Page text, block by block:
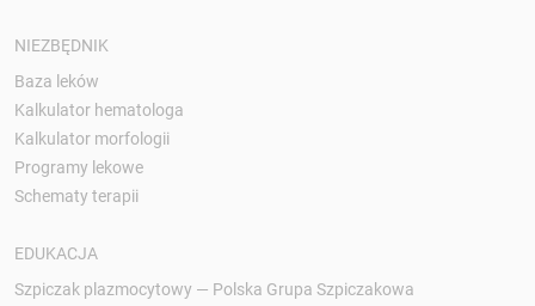
NIEZBĘDNIK
Baza leków
Kalkulator hematologa
Kalkulator morfologii
Programy lekowe
Schematy terapii
EDUKACJA
Szpiczak plazmocytowy — Polska Grupa Szpiczakowa